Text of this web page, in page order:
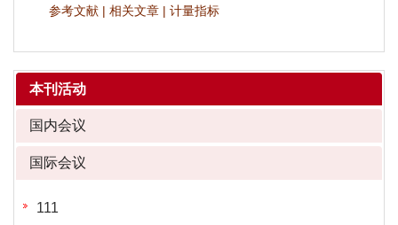
参考文献 | 相关文章 | 计量指标
本刊活动
国内会议
国际会议
111